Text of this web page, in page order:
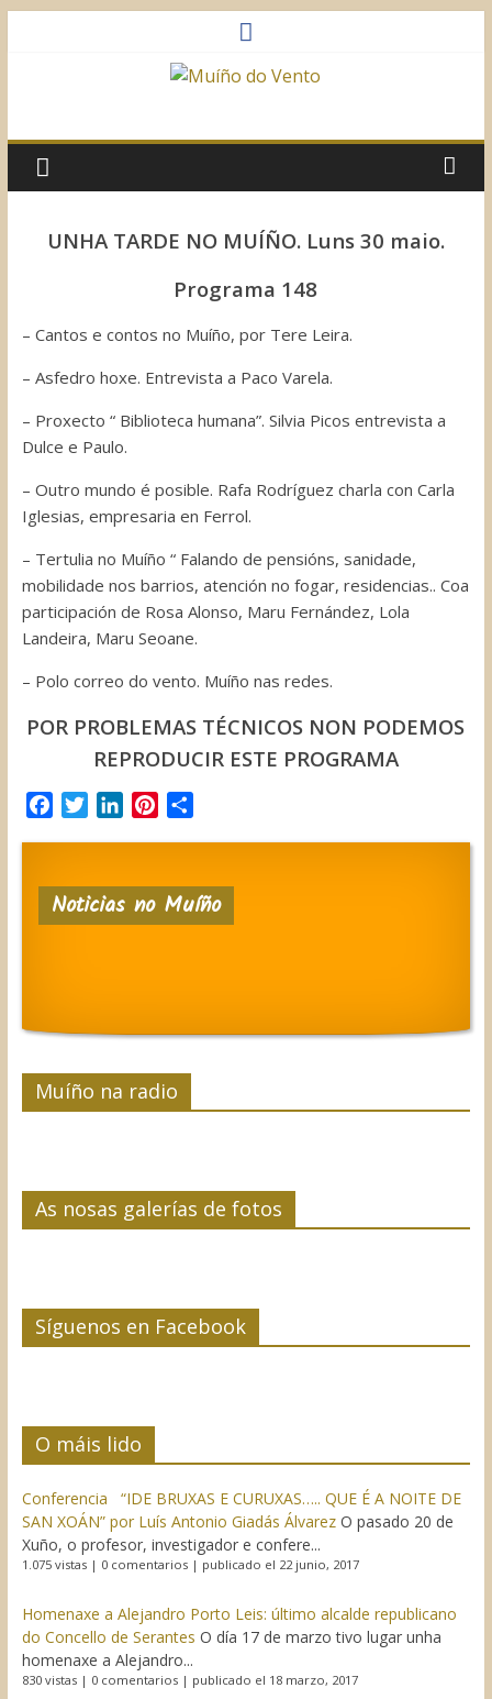
do
Vento
UNHA TARDE NO MUÍÑO. Luns 30 maio.
Programa 148
– Cantos e contos no Muíño, por Tere Leira.
– Asfedro hoxe. Entrevista a Paco Varela.
– Proxecto “ Biblioteca humana”. Silvia Picos entrevista a
Dulce e Paulo.
– Outro mundo é posible. Rafa Rodríguez charla con Carla
Iglesias, empresaria en Ferrol.
– Tertulia no Muíño “ Falando de pensións, sanidade,
mobilidade nos barrios, atención no fogar, residencias.. Coa
participación de Rosa Alonso, Maru Fernández, Lola
Landeira, Maru Seoane.
– Polo correo do vento. Muíño nas redes.
POR PROBLEMAS TÉCNICOS NON PODEMOS
REPRODUCIR ESTE PROGRAMA
e
b
t
t
k
e
t
e
p
a
Noticias no Muíño
Muíño na radio
As nosas galerías de fotos
Síguenos en Facebook
O máis lido
Conferencia “IDE BRUXAS E CURUXAS….. QUE É A NOITE DE
SAN XOÁN” por Luís Antonio Giadás Álvarez O pasado 20 de
Xuño, o profesor, investigador e confere...
1.075 vistas| 0 comentarios| publicado el 22 junio, 2017
Homenaxe a Alejandro Porto Leis: último alcalde republicano
do Concello de Serantes O día 17 de marzo tivo lugar unha
homenaxe a Alejandro...
830 vistas| 0 comentarios| publicado el 18 marzo, 2017